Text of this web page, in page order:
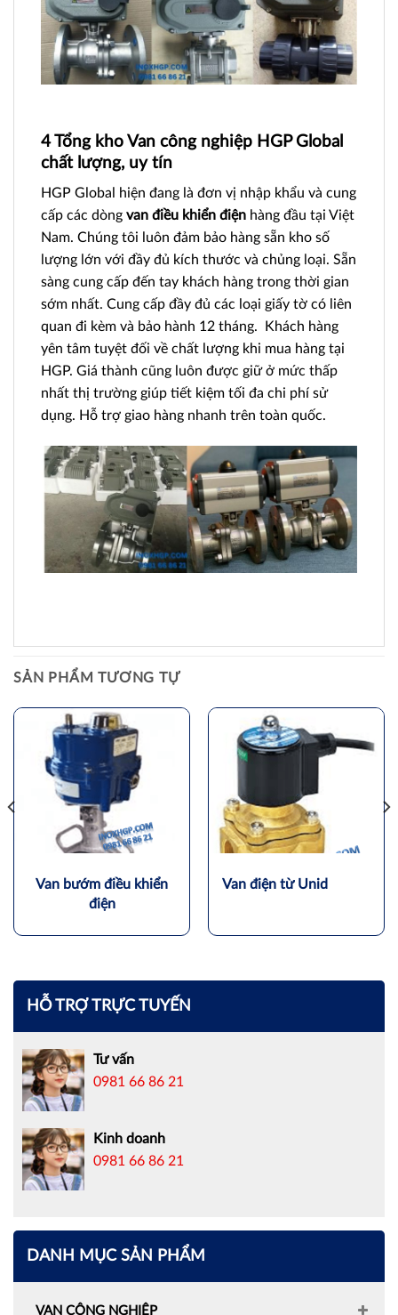
4 Tổng kho Van công nghiệp HGP Global
chất lượng, uy tín
HGP Global hiện đang là đơn vị nhập khẩu và cung
cấp các dòng van điều khiển điện hàng đầu tại Việt
Nam. Chúng tôi luôn đảm bảo hàng sẵn kho số
lượng lớn với đầy đủ kích thước và chủng loại. Sẵn
sàng cung cấp đến tay khách hàng trong thời gian
sớm nhất. Cung cấp đầy đủ các loại giấy tờ có liên
quan đi kèm và bảo hành 12 tháng. Khách hàng
yên tâm tuyệt đối về chất lượng khi mua hàng tại
HGP. Giá thành cũng luôn được giữ ở mức thấp
nhất thị trường giúp tiết kiệm tối đa chi phí sử
dụng. Hỗ trợ giao hàng nhanh trên toàn quốc.
SẢN PHẨM TƯƠNG TỰ
Van bướm điều khiển
điện
Van điện từ Unid
HỖ TRỢ TRỰC TUYẾN
Tư vấn
0981 66 86 21
Kinh doanh
0981 66 86 21
DANH MỤC SẢN PHẨM
VAN CÔNG NGHIỆP